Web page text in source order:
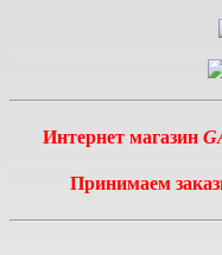
Интернет магазин
Принимаем